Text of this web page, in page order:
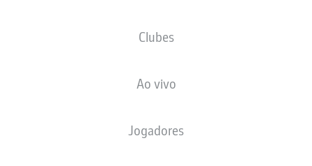
Clubes
Ao vivo
Jogadores